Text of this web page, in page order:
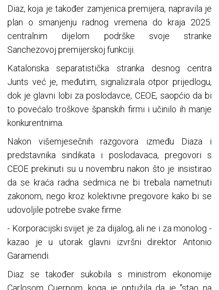
Diaz, koja je također zamjenica premijera, napravila je
plan o smanjenju radnog vremena do kraja 2025.
centralnim dijelom podrške svoje stranke
Sanchezovoj premijerskoj funkciji.
Katalonska separatistička stranka desnog centra
Junts već je, međutim, signalizirala otpor prijedlogu,
dok je glavni lobi za poslodavce, CEOE, saopćio da bi
to povećalo troškove španskih firmi i učinilo ih manje
konkurentnima.
Nakon višemjesečnih razgovora između Diaza i
predstavnika sindikata i poslodavaca, pregovori s
CEOE prekinuti su u novembru nakon što je insistirao
da se kraća radna sedmica ne bi trebala nametnuti
zakonom, nego kroz kolektivne pregovore kako bi se
udovoljile potrebe svake firme.
- Korporacijski svijet je za dijalog, ali ne i za monolog -
kazao je u utorak glavni izvršni direktor Antonio
Garamendi.
Diaz se također sukobila s ministrom ekonomije
Carlosom Cuerpom, koga je optužila da je "stao na